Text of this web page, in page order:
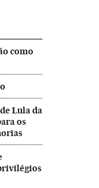
como
Lula da
os